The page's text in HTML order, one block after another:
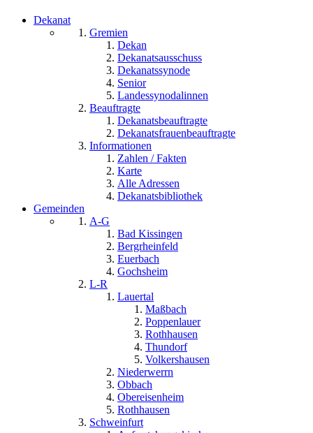
Dekanat
Gremien
Dekan
Dekanatsausschuss
Dekanatssynode
Senior
Landessynodalinnen
Beauftragte
Dekanatsbeauftragte
Dekanatsfrauenbeauftragte
Informationen
Zahlen / Fakten
Karte
Alle Adressen
Dekanatsbibliothek
Gemeinden
A-G
Bad Kissingen
Bergrheinfeld
Euerbach
Gochsheim
L-R
Lauertal
Maßbach
Poppenlauer
Rothhausen
Thundorf
Volkershausen
Niederwerrn
Obbach
Obereisenheim
Rothhausen
Schweinfurt